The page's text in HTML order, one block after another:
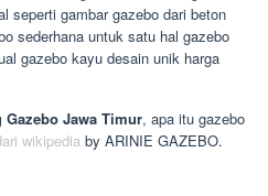
seperti gambar gazebo dari beton
sederhana untuk satu hal gazebo
gazebo kayu desain unik harga
Gazebo Jawa Timur, apa itu gazebo
wikipedia by ARINIE GAZEBO.